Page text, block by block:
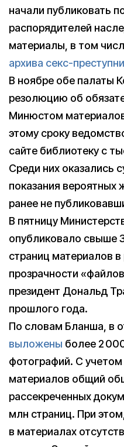
начали публиковать
распорядителей
материалы, в том
архива секс-
В ноябре обе палаты
резолюцию об
Минюстом
этому сроку
сайте библиотеку с
Среди них оказались
показания вероятных
ранее не
В пятницу
опубликовало свыше
страниц материалов
прозрачности
президент Дональд
прошлого года.
По словам Бланша, в
выложены более 2
фотографий. С
материалов общий
рассекреченных
млн страниц. При
в материалах